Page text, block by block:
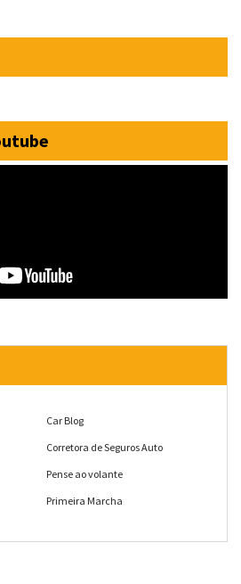
Car Blog
Corretora de Seguros Auto
Pense ao volante
Primeira Marcha